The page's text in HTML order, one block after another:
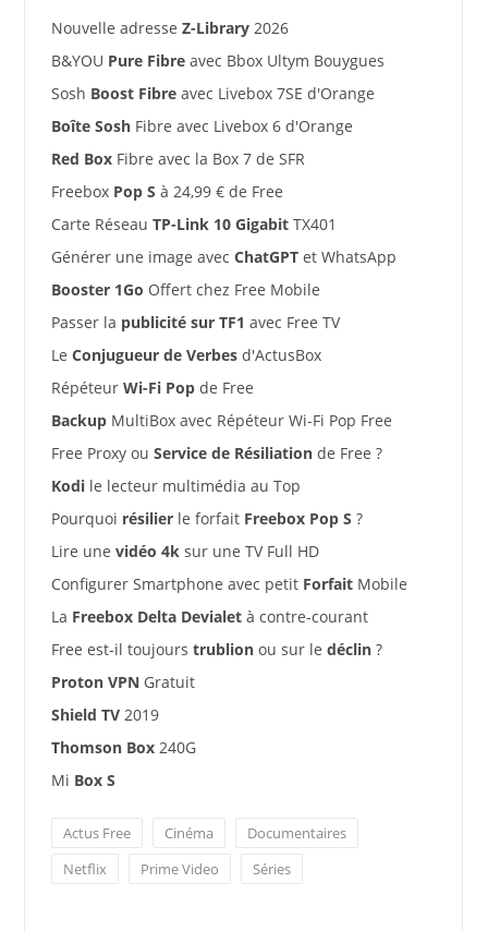
Nouvelle adresse Z-Library2026
B&YOU Pure Fibreavec Bbox Ultym Bouygues
Sosh Boost Fibreavec Livebox 7SE d'Orange
Boîte SoshFibre avec Livebox 6 d'Orange
Red BoxFibre avec la Box 7 de SFR
Freebox Pop S à 24,99 € de Free
Carte Réseau TP-Link 10 GigabitTX401
Générer une image avec ChatGPTet WhatsApp
Booster 1Go Offert chez Free Mobile
Passer la publicité sur TF1 avec Free TV
Le Conjugueur de Verbesd'ActusBox
Répéteur Wi-Fi Popde Free
BackupMultiBox avec Répéteur Wi-Fi Pop Free
Free Proxy ou Service de Résiliationde Free ?
Kodile lecteur multimédia au Top
Pourquoi résilierle forfait Freebox Pop S ?
Lire une vidéo 4ksur une TV Full HD
Configurer Smartphone avec petit ForfaitMobile
La Freebox Delta Devialetà contre-courant
Free est-il toujours trublionou sur le déclin?
Proton VPN Gratuit
Shield TV2019
Thomson Box240G
Mi Box S
Actus Free Cinéma
Documentaires
Netflix
Prime Video Séries